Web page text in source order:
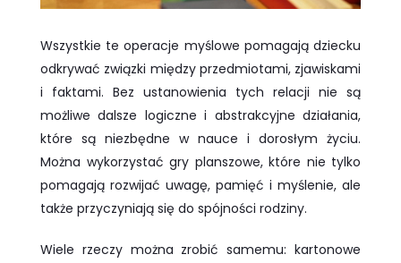
Wszystkie te operacje myślowe pomagają dziecku
odkrywać związki między przedmiotami, zjawiskami
i faktami. Bez ustanowienia tych relacji nie są
możliwe dalsze logiczne i abstrakcyjne działania,
które są niezbędne w nauce i dorosłym życiu.
Można wykorzystać gry planszowe, które nie tylko
pomagają rozwijać uwagę, pamięć i myślenie, ale
także przyczyniają się do spójności rodziny.
Wiele rzeczy można zrobić samemu: kartonowe